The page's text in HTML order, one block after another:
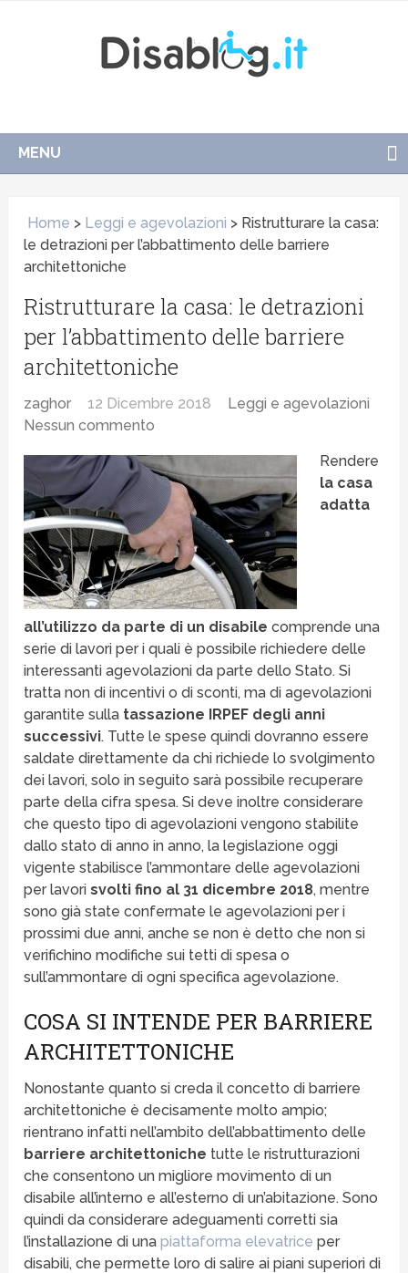
MENU
Home > Leggi e agevolazioni > Ristrutturare la casa:
le detrazioni per l’abbattimento delle barriere
architettoniche
Ristrutturare la casa: le detrazioni
per l’abbattimento delle barriere
architettoniche
zaghor 12 Dicembre 2018
Leggi e agevolazioni
Nessun commento
Rendere
la casa
adatta
all’utilizzo da parte di un disabile comprende una
serie di lavori per i quali è possibile richiedere delle
interessanti agevolazioni da parte dello Stato. Si
tratta non di incentivi o di sconti, ma di agevolazioni
garantite sulla tassazione IRPEF degli anni
successivi. Tutte le spese quindi dovranno essere
saldate direttamente da chi richiede lo svolgimento
dei lavori, solo in seguito sarà possibile recuperare
parte della cifra spesa. Si deve inoltre considerare
che questo tipo di agevolazioni vengono stabilite
dallo stato di anno in anno, la legislazione oggi
vigente stabilisce l’ammontare delle agevolazioni
per lavorisvolti fino al 31 dicembre 2018, mentre
sono già state confermate le agevolazioni per i
prossimi due anni, anche se non è detto che non si
verifichino modifiche sui tetti di spesa o
sull’ammontare di ogni specifica agevolazione.
COSA SI INTENDE PER BARRIERE
ARCHITETTONICHE
Nonostante quanto si creda il concetto di barriere
architettoniche è decisamente molto ampio;
rientrano infatti nell’ambito dell’abbattimento delle
barriere architettoniche tutte le ristrutturazioni
che consentono un migliore movimento di un
disabile all’interno e all’esterno di un’abitazione. Sono
quindi da considerare adeguamenti corretti sia
l’installazione di unapiattaforma elevatrice per
disabili, che permette loro di salire ai piani superiori di